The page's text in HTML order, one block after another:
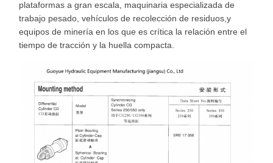
plataformas a gran escala, maquinaria especializada de
trabajo pesado, vehículos de recolección de residuos,y
equipos de minería en los que es crítica la relación entre el
tiempo de tracción y la huella compacta.